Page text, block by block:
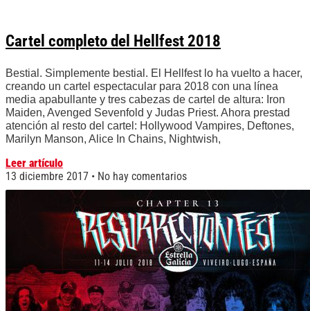
Cartel completo del Hellfest 2018
Bestial. Simplemente bestial. El Hellfest lo ha vuelto a hacer,
creando un cartel espectacular para 2018 con una línea
media apabullante y tres cabezas de cartel de altura: Iron
Maiden, Avenged Sevenfold y Judas Priest. Ahora prestad
atención al resto del cartel: Hollywood Vampires, Deftones,
Marilyn Manson, Alice In Chains, Nightwish,
Leer artículo
13 diciembre 2017
No hay comentarios